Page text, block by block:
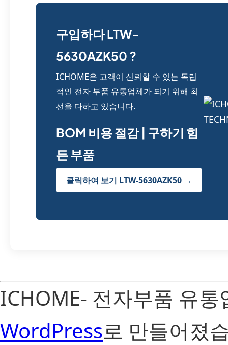
구입하다 LTW-
5630AZK50 ?
ICHOME은 고객이 신뢰할 수 있는 독립
적인 전자 부품 유통업체가 되기 위해 최
선을 다하고 있습니다.
BOM 비용 절감 | 구하기 힘
든 부품
클릭하여 보기 LTW-5630AZK50 →
ICHOME- 전자부품 유
WordPress로 만들어졌